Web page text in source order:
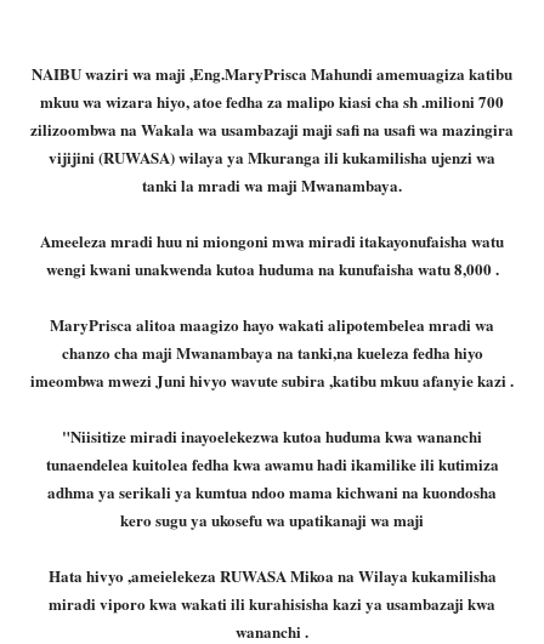
NAIBU waziri wa maji ,Eng.MaryPrisca Mahundi amemuagiza katibu
mkuu wa wizara hiyo, atoe fedha za malipo kiasi cha sh .milioni 700
zilizoombwa na Wakala wa usambazaji maji safi na usafi wa mazingira
vijijini (RUWASA) wilaya ya Mkuranga ili kukamilisha ujenzi wa
tanki la mradi wa maji Mwanambaya.
Ameeleza mradi huu ni miongoni mwa miradi itakayonufaisha watu
wengi kwani unakwenda kutoa huduma na kunufaisha watu 8,000 .
MaryPrisca alitoa maagizo hayo wakati alipotembelea mradi wa
chanzo cha maji Mwanambaya na tanki,na kueleza fedha hiyo
imeombwa mwezi Juni hivyo wavute subira ,katibu mkuu afanyie kazi .
"Niisitize miradi inayoelekezwa kutoa huduma kwa wananchi
tunaendelea kuitolea fedha kwa awamu hadi ikamilike ili kutimiza
adhma ya serikali ya kumtua ndoo mama kichwani na kuondosha
kero sugu ya ukosefu wa upatikanaji wa maji
Hata hivyo ,ameielekeza RUWASA Mikoa na Wilaya kukamilisha
miradi viporo kwa wakati ili kurahisisha kazi ya usambazaji kwa
wananchi .